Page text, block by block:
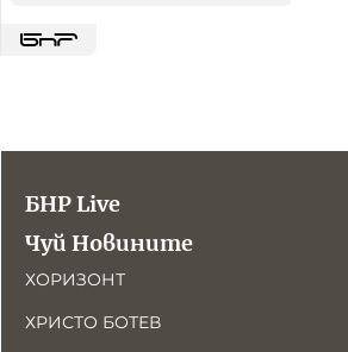
БНР Live
Чуй Новините
ХОРИЗОНТ
ХРИСТО БОТЕВ